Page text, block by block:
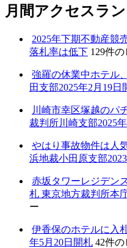
月間アクセスラ
2025年下期不動産競
落札率は低下 129件
強羅の休業中ホテル
田支部2025年2月19日
川崎市幸区塚越の
裁判所川崎支部2025
やはり事故物件は人
浜地裁小田原支部
赤坂タワーレジデン
札 東京地方裁判所本
ー
伊香保のホテルに入
年5月20日開札 42件の